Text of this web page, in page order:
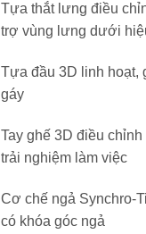
Tựa thắt lưng điều
trợ vùng lưng dưới
Tựa đầu 3D linh hoạt,
gáy
Tay ghế 3D điều
trải nghiệm làm việc
Cơ chế ngả Synchro-
có khóa góc ngả